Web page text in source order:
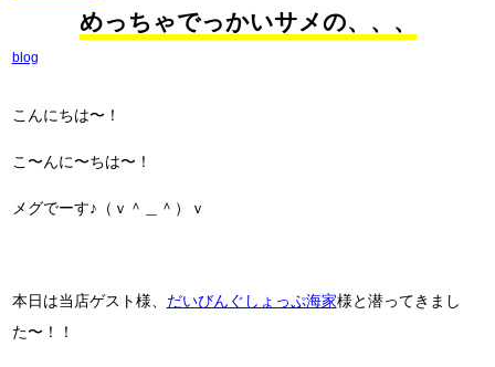
めっちゃでっかいサメの、、、
blog
こんにちは〜！
こ〜んに〜ちは〜！
メグでーす♪（ｖ＾＿＾）ｖ
本日は当店ゲスト様、 だいびんぐしょっぷ海家様と潜ってきまし
た〜！！